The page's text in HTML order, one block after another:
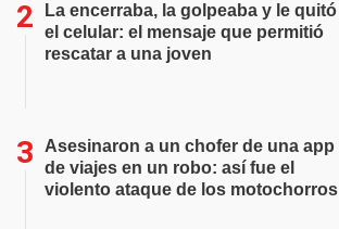
La encerraba, la golpeaba y le quitó
el celular: el mensaje que permitió
rescatar a una joven
Asesinaron a un chofer de una app
de viajes en un robo: así fue el
violento ataque de los motochorros